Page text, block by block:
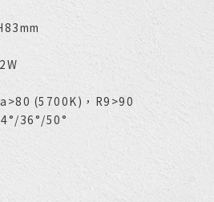
(5700K)，R9>90
36°/50°